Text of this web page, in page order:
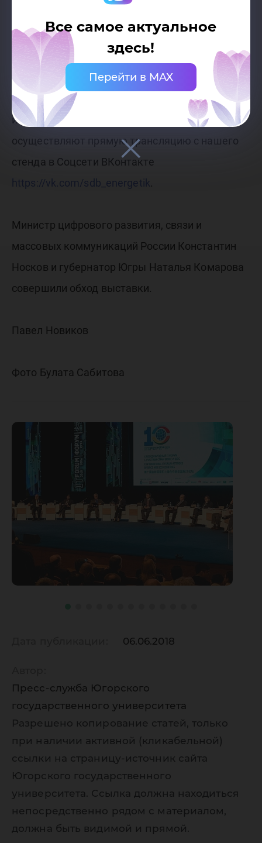
Все самое актуальное
здесь!
Перейти в MAX
децентрализованных радиомодулей.
Студенты ЮГУ проводят демонстрацию
методов работы с QR-метками, считыванием
информации, зашифрованной в кодах и
осуществляют прямую трансляцию с нашего
стенда в Соцсети ВКонтакте
https://vk.com/sdb_energetik.
Министр цифрового развития, связи и
массовых коммуникаций России Константин
Носков и губернатор Югры Наталья Комарова
совершили обход выставки.
Павел Новиков
Фото Булата Сабитова
06.06.2018
Пресс-служба Югорского
государственного университета
Разрешено копирование статей, только
при наличии активной (кликабельной)
ссылки на страницу-источник сайта
Югорского государственного
университета. Ссылка должна находиться
непосредственно рядом с материалом,
должна быть видимой и прямой.